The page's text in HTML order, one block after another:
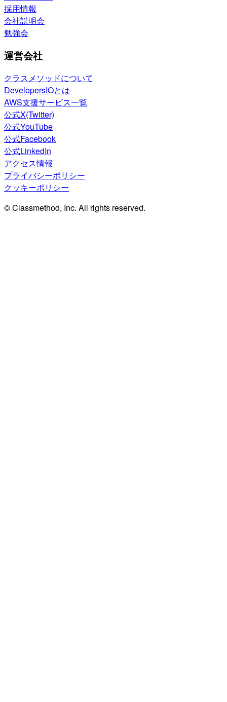
採用情報
会社説明会
勉強会
運営会社
クラスメソッドについて
DevelopersIOとは
AWS支援サービス一覧
公式X(Twitter)
公式YouTube
公式Facebook
公式LinkedIn
アクセス情報
プライバシーポリシー
クッキーポリシー
© Classmethod, Inc. All rights reserved.